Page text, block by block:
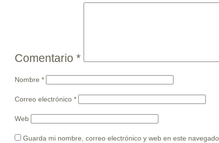
Comentario *
Nombre *
Correo electrónico *
Web
Guarda mi nombre, correo electrónico y web en este